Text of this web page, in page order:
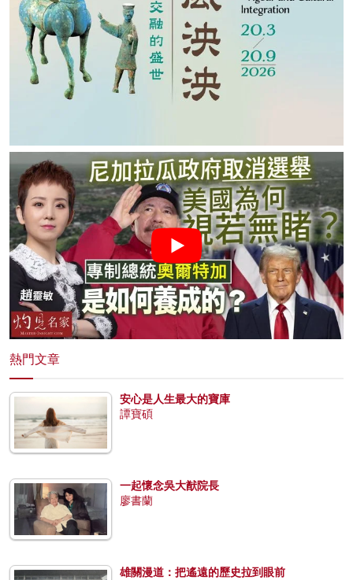
熱門文章
安心是人生最大的寶庫
譚寶碩
一起懷念吳大猷院長
廖書蘭
雄關漫道：把遙遠的歷史拉到眼前